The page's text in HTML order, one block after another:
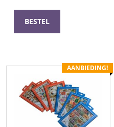
€ 12,00.
BESTEL
AANBIEDING!